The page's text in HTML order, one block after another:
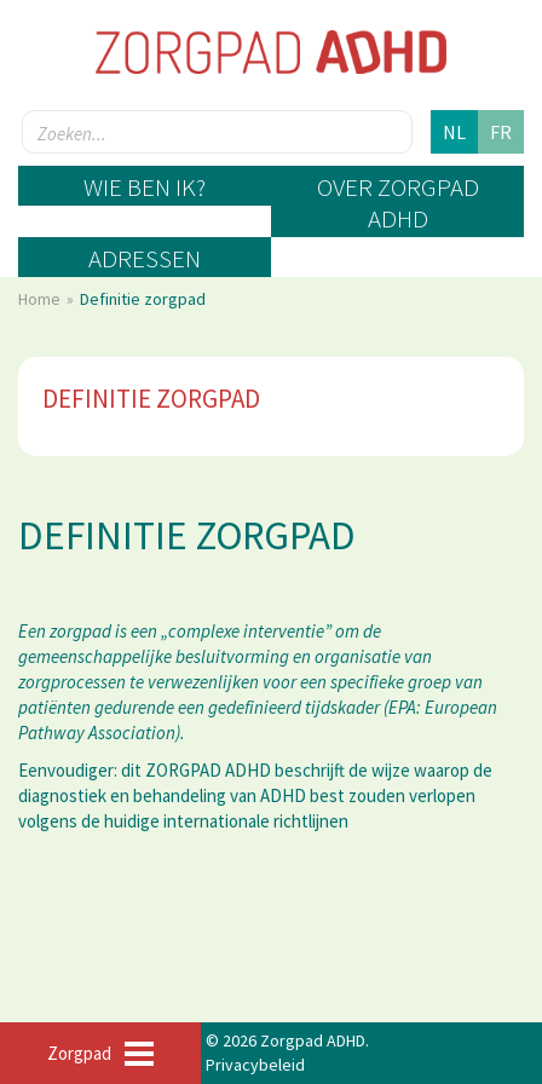
NL FR
WIE BEN IK?
OVER ZORGPAD
ADHD
ADRESSEN
Home Definitie zorgpad
DEFINITIE ZORGPAD
DEFINITIE ZORGPAD
Een zorgpad is een „complexe interventie” om de
gemeenschappelijke besluitvorming en organisatie van
zorgprocessen te verwezenlijken voor een specifieke groep van
patiënten gedurende een gedefinieerd tijdskader (EPA: European
Pathway Association).
Eenvoudiger: dit ZORGPAD ADHD beschrijft de wijze waarop de
diagnostiek en behandeling van ADHD best zouden verlopen
volgens de huidige internationale richtlijnen
Zorgpad
© 2026 Zorgpad ADHD.
Privacybeleid